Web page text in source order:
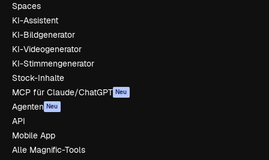
Spaces
KI-Assistent
KI-Bildgenerator
KI-Videogenerator
KI-Stimmengenerator
Stock-Inhalte
MCP für Claude/ChatGPT Neu
Agenten Neu
API
Mobile App
Alle Magnific-Tools